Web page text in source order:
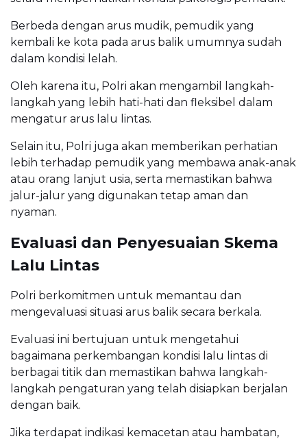
Berbeda dengan arus mudik, pemudik yang
kembali ke kota pada arus balik umumnya sudah
dalam kondisi lelah.
Oleh karena itu, Polri akan mengambil langkah-
langkah yang lebih hati-hati dan fleksibel dalam
mengatur arus lalu lintas.
Selain itu, Polri juga akan memberikan perhatian
lebih terhadap pemudik yang membawa anak-anak
atau orang lanjut usia, serta memastikan bahwa
jalur-jalur yang digunakan tetap aman dan
nyaman.
Evaluasi dan Penyesuaian Skema
Lalu Lintas
Polri berkomitmen untuk memantau dan
mengevaluasi situasi arus balik secara berkala.
Evaluasi ini bertujuan untuk mengetahui
bagaimana perkembangan kondisi lalu lintas di
berbagai titik dan memastikan bahwa langkah-
langkah pengaturan yang telah disiapkan berjalan
dengan baik.
Jika terdapat indikasi kemacetan atau hambatan,